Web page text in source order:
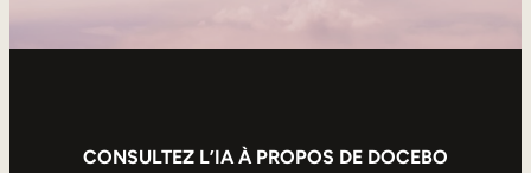
CONSULTEZ L’IA À PROPOS DE DOCEBO